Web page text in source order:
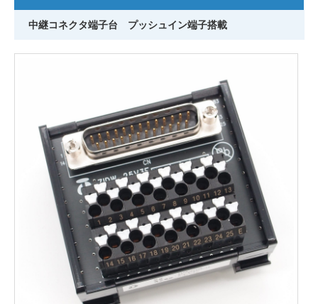
トップページへ
東朋テクノロジーサイトへ
よくある質問
会員登録
製品検索
中継コネクタ端子台 プッシュイン端子搭載